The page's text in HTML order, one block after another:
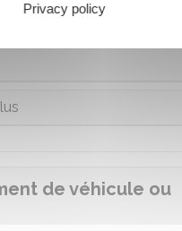
de véhicule ou
Privacy policy